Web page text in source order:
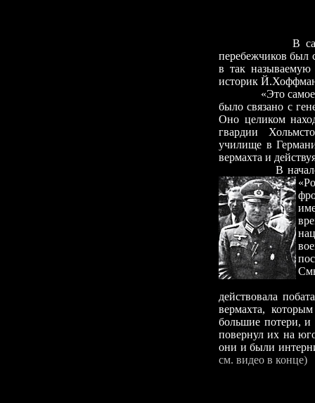
В
перебежчиков был
в так
историк
«Это
было связано с
Оно целиком
гвардии
училище в
вермахта и
В
действовала
вермахта,
большие потери, и
повернул их на
они и были
см. видео в конце)